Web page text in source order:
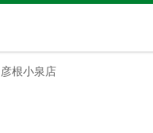
彦根小泉店